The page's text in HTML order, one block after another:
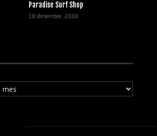
Paradise Surf Shop
18 diciembre, 2018